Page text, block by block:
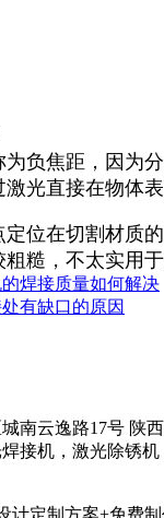
负焦距，因为
光直接在物体
位在切割材质
糙，不太实用于
焊接质量如何解决
有缺口的原因
南云逸路17号 陕
接机，激光除锈
计定制方案+免费